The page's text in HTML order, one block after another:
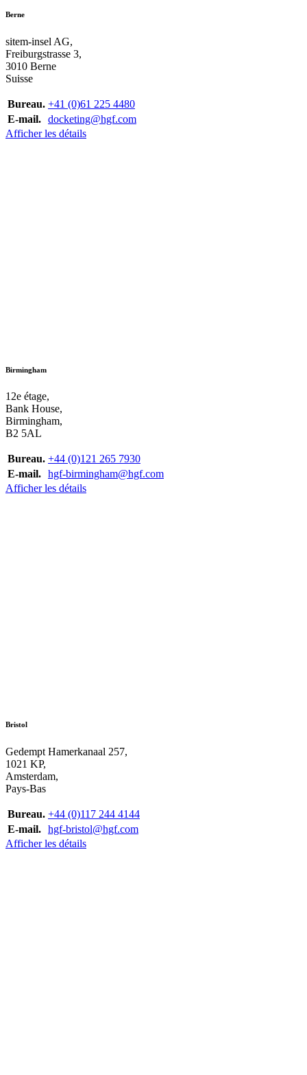
Berne
sitem-insel AG,
Freiburgstrasse 3,
3010 Berne
Suisse
Bureau. +41 (0)61 225 4480
E-mail. docketing@hgf.com
Afficher les détails
Birmingham
12e étage,
Bank House,
Birmingham,
B2 5AL
Bureau. +44 (0)121 265 7930
E-mail. hgf-birmingham@hgf.com
Afficher les détails
Bristol
Gedempt Hamerkanaal 257,
1021 KP,
Amsterdam,
Pays-Bas
Bureau. +44 (0)117 244 4144
E-mail. hgf-bristol@hgf.com
Afficher les détails